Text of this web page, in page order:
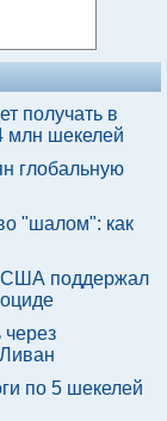
получать в
млн шекелей
глобальную
"шалом": как
США поддержал
через
по 5 шекелей